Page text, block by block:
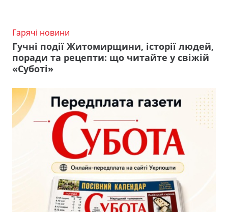
Гарячі новини
Гучні події Житомирщини, історії людей,
поради та рецепти: що читайте у свіжій
«Суботі»